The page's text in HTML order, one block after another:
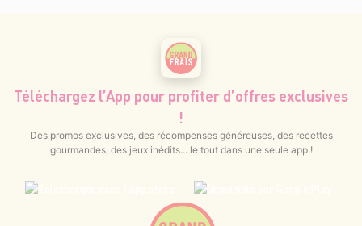
Téléchargez l’App pour profiter d’offres exclusives
!
Des promos exclusives, des récompenses généreuses, des recettes
gourmandes, des jeux inédits... le tout dans une seule app !